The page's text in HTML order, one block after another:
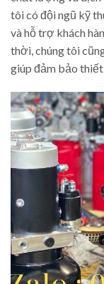
tôi có đội ngũ kỹ
và hỗ trợ khách
thời, chúng tôi
giúp đảm bảo